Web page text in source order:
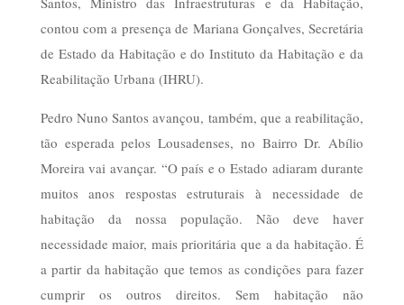
contou com a presença de Mariana Gonçalves, Secretária
de Estado da Habitação e do Instituto da Habitação e da
Reabilitação Urbana (IHRU).
Pedro Nuno Santos avançou, também, que a reabilitação,
tão esperada pelos Lousadenses, no Bairro Dr. Abílio
Moreira vai avançar. “O país e o Estado adiaram durante
muitos anos respostas estruturais à necessidade de
habitação da nossa população. Não deve haver
necessidade maior, mais prioritária que a da habitação. É
a partir da habitação que temos as condições para fazer
cumprir os outros direitos. Sem habitação não